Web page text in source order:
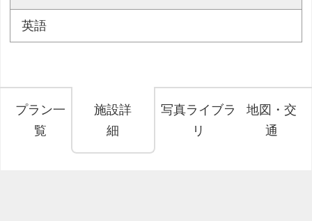
英語
プラン一
覧
施設詳
細
写真ライブラ
リ
地図・交
通